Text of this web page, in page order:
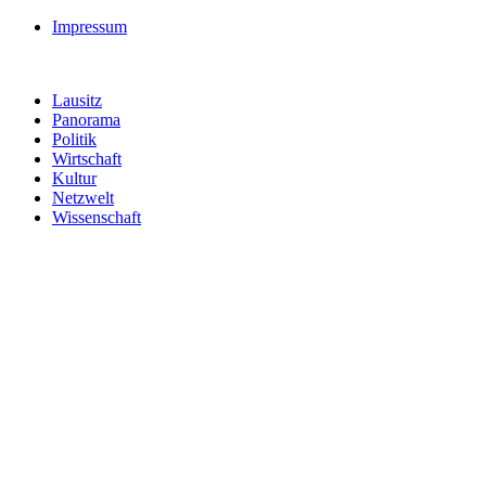
Impressum
Lausitz
Panorama
Politik
Wirtschaft
Kultur
Netzwelt
Wissenschaft